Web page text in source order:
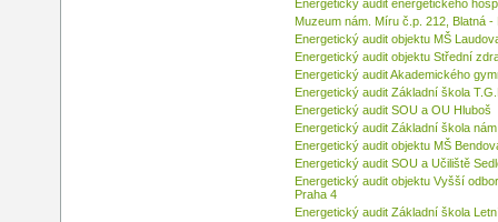
Energetický audit energetického
Muzeum nám. Míru č.p. 212, Blatná
Energetický audit objektu MŠ
Energetický audit objektu Střední
Energetický audit Akademického
Energetický audit Základní škola
Energetický audit SOU a OU Hluboš
Energetický audit Základní škola
Energetický audit objektu MŠ
Energetický audit SOU a Učiliště
Energetický audit objektu Vyšší
Praha 4
Energetický audit Základní škola